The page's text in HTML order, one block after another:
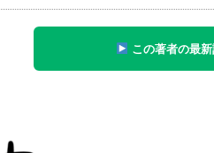
この著者の最